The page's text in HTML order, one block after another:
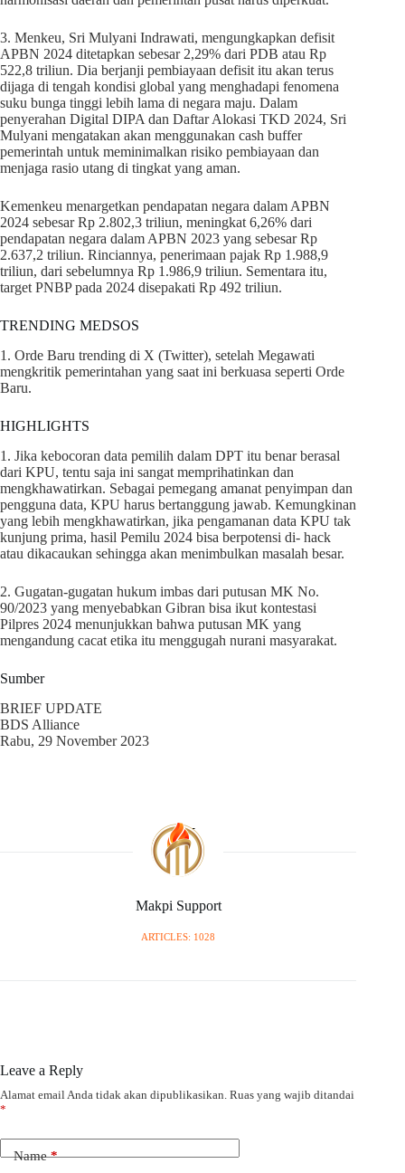
3. Menkeu, Sri Mulyani Indrawati, mengungkapkan defisit
APBN 2024 ditetapkan sebesar 2,29% dari PDB atau Rp
522,8 triliun. Dia berjanji pembiayaan defisit itu akan terus
dijaga di tengah kondisi global yang menghadapi fenomena
suku bunga tinggi lebih lama di negara maju. Dalam
penyerahan Digital DIPA dan Daftar Alokasi TKD 2024, Sri
Mulyani mengatakan akan menggunakan cash buffer
pemerintah untuk meminimalkan risiko pembiayaan dan
menjaga rasio utang di tingkat yang aman.
Kemenkeu menargetkan pendapatan negara dalam APBN
2024 sebesar Rp 2.802,3 triliun, meningkat 6,26% dari
pendapatan negara dalam APBN 2023 yang sebesar Rp
2.637,2 triliun. Rinciannya, penerimaan pajak Rp 1.988,9
triliun, dari sebelumnya Rp 1.986,9 triliun. Sementara itu,
target PNBP pada 2024 disepakati Rp 492 triliun.
TRENDING MEDSOS
1. Orde Baru trending di X (Twitter), setelah Megawati
mengkritik pemerintahan yang saat ini berkuasa seperti Orde
Baru.
HIGHLIGHTS
1. Jika kebocoran data pemilih dalam DPT itu benar berasal
dari KPU, tentu saja ini sangat memprihatinkan dan
mengkhawatirkan. Sebagai pemegang amanat penyimpan dan
pengguna data, KPU harus bertanggung jawab. Kemungkinan
yang lebih mengkhawatirkan, jika pengamanan data KPU tak
kunjung prima, hasil Pemilu 2024 bisa berpotensi di- hack
atau dikacaukan sehingga akan menimbulkan masalah besar.
2. Gugatan-gugatan hukum imbas dari putusan MK No.
90/2023 yang menyebabkan Gibran bisa ikut kontestasi
Pilpres 2024 menunjukkan bahwa putusan MK yang
mengandung cacat etika itu menggugah nurani masyarakat.
Sumber
BRIEF UPDATE
BDS Alliance
Rabu, 29 November 2023
Makpi Support
ARTICLES: 1028
Leave a Reply
Alamat email Anda tidak akan dipublikasikan. Ruas yang wajib ditandai
*
Name*